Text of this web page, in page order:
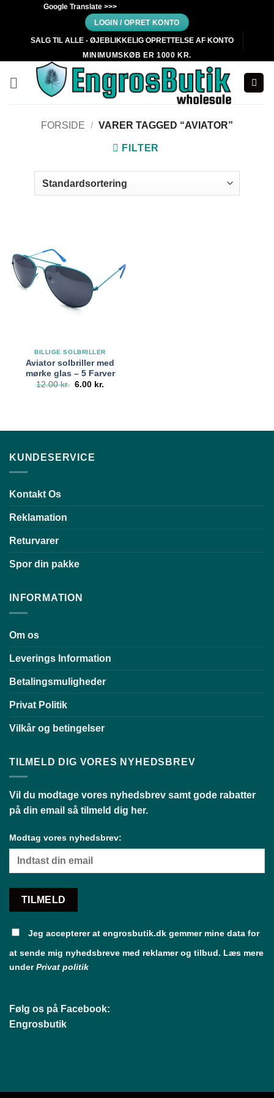
indhold
Google Translate >>>
LOGIN / OPRET KONTO
SALG TIL ALLE - ØJEBLIKKELIG OPRETTELSE AF KONTO
MINIMUMSKØB ER 1000 KR.
FORSIDE / VARER TAGGED “AVIATOR”
FILTER
BILLIGE SOLBRILLER
Aviator solbriller med
mørke glas – 5 Farver
12.00kr. Den
6.00 kr.
KUNDESERVICE
Kontakt Os
Reklamation
Returvarer
Spor din pakke
INFORMATION
Om os
Leverings Information
Betalingsmuligheder
Privat Politik
Vilkår og betingelser
TILMELD DIG VORES NYHEDSBREV
Vil du modtage vores nyhedsbrev samt gode rabatter
på din email så tilmeld dig her.
Modtag vores nyhedsbrev:
Jeg accepterer at engrosbutik.dk gemmer mine data for
at sende mig nyhedsbreve med reklamer og tilbud. Læs mere
underPrivat politik
Følg os på Facebook:
Engrosbutik